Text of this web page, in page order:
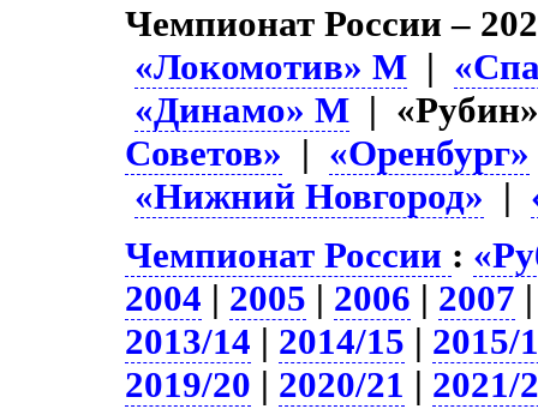
Чемпионат России –
«Локомотив» М |
«Динамо» М |
Советов» | «Оренбург»
«Нижний Новгород» |
Чемпионат России :
2004 | 2005 | 2006 | 2007
2013/14 | 2014/15 | 2015/
2019/20 | 2020/21 | 2021/